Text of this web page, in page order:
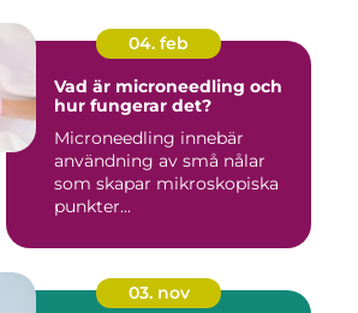
04. feb
Vad är microneedling och
hur fungerar det?
Microneedling innebär
användning av små nålar
som skapar mikroskopiska
punkter...
03. nov